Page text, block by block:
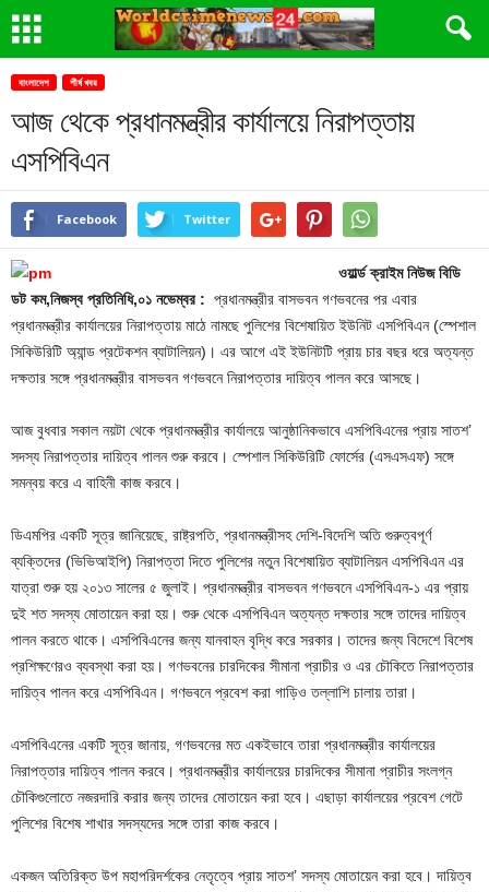
বাংলাদেশ শীর্ষ খবর
আজ থেকে প্রধানমন্ত্রীর কার্যালয়ে নিরাপত্তায়
এসপিবিএন
Facebook Twitter
ওয়ার্ল্ড ক্রাইম নিউজ বিডি
ডট কম,নিজস্ব প্রতিনিধি,০১ নভেম্বর : প্রধানমন্ত্রীর বাসভবন গণভবনের পর এবার
প্রধানমন্ত্রীর কার্যালয়ের নিরাপত্তায় মাঠে নামছে পুলিশের বিশেষায়িত ইউনিট এসপিবিএন (স্পেশাল
সিকিউরিটি অ্যান্ড প্রটেকশন ব্যাটালিয়ন)। এর আগে এই ইউনিটটি প্রায় চার বছর ধরে অত্যন্ত
দক্ষতার সঙ্গে প্রধানমন্ত্রীর বাসভবন গণভবনে নিরাপত্তার দায়িত্ব পালন করে আসছে।
আজ বুধবার সকাল নয়টা থেকে প্রধানমন্ত্রীর কার্যালয়ে আনুষ্ঠানিকভাবে এসপিবিএনের প্রায় সাতশ’
সদস্য নিরাপত্তার দায়িত্ব পালন শুরু করবে। স্পেশাল সিকিউরিটি ফোর্সের (এসএসএফ) সঙ্গে
সমন্বয় করে এ বাহিনী কাজ করবে।
ডিএমপির একটি সূত্র জানিয়েছে, রাষ্ট্রপতি, প্রধানমন্ত্রীসহ দেশি-বিদেশি অতি গুরুত্বপূর্ণ
ব্যক্তিদের (ভিভিআইপি) নিরাপত্তা দিতে পুলিশের নতুন বিশেষায়িত ব্যাটালিয়ন এসপিবিএন এর
যাত্রা শুরু হয় ২০১৩ সালের ৫ জুলাই। প্রধানমন্ত্রীর বাসভবন গণভবনে এসপিবিএন-১ এর প্রায়
দুই শত সদস্য মোতায়েন করা হয়। শুরু থেকে এসপিবিএন অত্যন্ত দক্ষতার সঙ্গে তাদের দায়িত্ব
পালন করতে থাকে। এসপিবিএনের জন্য যানবাহন বৃদ্ধি করে সরকার। তাদের জন্য বিদেশে বিশেষ
প্রশিক্ষণেরও ব্যবস্থা করা হয়। গণভবনের চারদিকের সীমানা প্রাচীর ও এর চৌকিতে নিরাপত্তার
দায়িত্ব পালন করে এসপিবিএন। গণভবনে প্রবেশ করা গাড়িও তল্লাশি চালায় তারা।
এসপিবিএনের একটি সূত্র জানায়, গণভবনের মত একইভাবে তারা প্রধানমন্ত্রীর কার্যালয়ের
নিরাপত্তার দায়িত্ব পালন করবে। প্রধানমন্ত্রীর কার্যালয়ের চারদিকের সীমানা প্রাচীর সংলগ্ন
চৌকিগুলোতে নজরদারি করার জন্য তাদের মোতায়েন করা হবে। এছাড়া কার্যালয়ের প্রবেশ গেটে
পুলিশের বিশেষ শাখার সদস্যদের সঙ্গে তারা কাজ করবে।
একজন অতিরিক্ত উপ মহাপরিদর্শকের নেতৃত্বে প্রায় সাতশ’ সদস্য মোতায়েন করা হবে। দায়িত্ব